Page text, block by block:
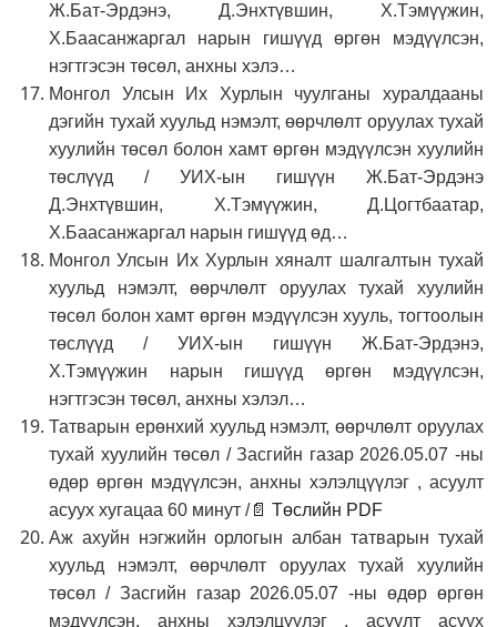
Ж.Бат-Эрдэнэ, Д.Энхтүвшин, Х.Тэмүүжин,
Х.Баасанжаргал нарын гишүүд өргөн мэдүүлсэн,
нэгтгэсэн төсөл, анхны хэлэ…
Монгол Улсын Их Хурлын чуулганы хуралдааны
дэгийн тухай хуульд нэмэлт, өөрчлөлт оруулах тухай
хуулийн төсөл болон хамт өргөн мэдүүлсэн хуулийн
төслүүд / УИХ-ын гишүүн Ж.Бат-Эрдэнэ
Д.Энхтүвшин, Х.Тэмүүжин, Д.Цогтбаатар,
Х.Баасанжаргал нарын гишүүд өд…
Монгол Улсын Их Хурлын хяналт шалгалтын тухай
хуульд нэмэлт, өөрчлөлт оруулах тухай хуулийн
төсөл болон хамт өргөн мэдүүлсэн хууль, тогтоолын
төслүүд / УИХ-ын гишүүн Ж.Бат-Эрдэнэ,
Х.Тэмүүжин нарын гишүүд өргөн мэдүүлсэн,
нэгтгэсэн төсөл, анхны хэлэл…
Татварын ерөнхий хуульд нэмэлт, өөрчлөлт оруулах
тухай хуулийн төсөл / Засгийн газар 2026.05.07 -ны
өдөр өргөн мэдүүлсэн, анхны хэлэлцүүлэг , асуулт
асуух хугацаа 60 минут /📄 Төслийн PDF
Аж ахуйн нэгжийн орлогын албан татварын тухай
хуульд нэмэлт, өөрчлөлт оруулах тухай хуулийн
төсөл / Засгийн газар 2026.05.07 -ны өдөр өргөн
мэдүүлсэн, анхны хэлэлцүүлэг , асуулт асуух